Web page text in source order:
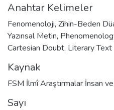
Anahtar Kelimeler
Fenomenoloji, Zihin-Beden
Yazınsal Metin,
Cartesian Doubt, Literary Text
Kaynak
FSM İlmî Araştırmalar İnsan
Sayı